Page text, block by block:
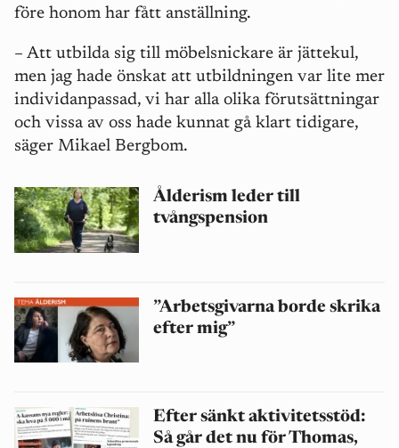
före honom har fått anställning.
– Att utbilda sig till möbelsnickare är jättekul,
men jag hade önskat att utbildningen var lite mer
individanpassad, vi har alla olika förutsättningar
och vissa av oss hade kunnat gå klart tidigare,
säger Mikael Bergbom.
Ålderism leder till
tvångspension
”Arbetsgivarna borde skrika
efter mig”
Efter sänkt aktivitetsstöd:
Så går det nu för Thomas,